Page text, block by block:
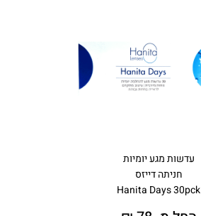
עדשות מגע יומיות
חניתה דייזס
Hanita Days 30pck